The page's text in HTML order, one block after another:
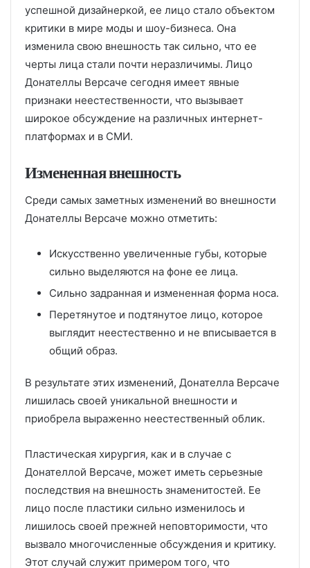
успешной дизайнеркой, ее лицо стало объектом
критики в мире моды и шоу-бизнеса. Она
изменила свою внешность так сильно, что ее
черты лица стали почти неразличимы. Лицо
Донателлы Версаче сегодня имеет явные
признаки неестественности, что вызывает
широкое обсуждение на различных интернет-
платформах и в СМИ.
Измененная внешность
Среди самых заметных изменений во внешности
Донателлы Версаче можно отметить:
Искусственно увеличенные губы, которые
сильно выделяются на фоне ее лица.
Сильно задранная и измененная форма носа.
Перетянутое и подтянутое лицо, которое
выглядит неестественно и не вписывается в
общий образ.
В результате этих изменений, Донателла Версаче
лишилась своей уникальной внешности и
приобрела выраженно неестественный облик.
Пластическая хирургия, как и в случае с
Донателлой Версаче, может иметь серьезные
последствия на внешность знаменитостей. Ее
лицо после пластики сильно изменилось и
лишилось своей прежней неповторимости, что
вызвало многочисленные обсуждения и критику.
Этот случай служит примером того, что